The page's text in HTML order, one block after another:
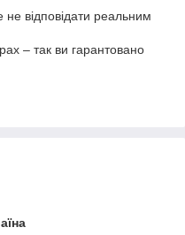
відповідати реальним
– так ви гарантовано